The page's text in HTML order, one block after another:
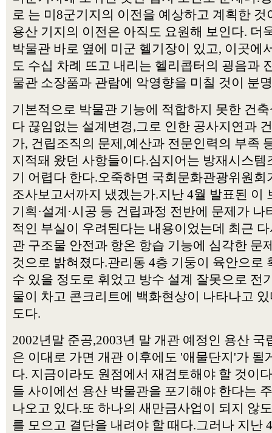
로 는 미8군기지의 이전을 예상하고 계획한 것
용산 기지의 이전은 아직도 요원해 보인다. 더
박물관 바로 옆에 미군 헬기장이 있고, 이곳에
도 수십 차례 뜨고 내리는 헬리콥터의 굉음과
물관 소장품과 관람에 악영향을 미칠 것이 분
기본적으로 박물관 기능에 적합하지 못한 건
다 끊임없는 설계변경,그로 인한 공사지연과
가, 건립조직의 문제,예산과 전문인력의 부족
지적돼 왔던 사항들이다.심지어는 방재시스템
기 어렵다 한다.오죽하면 국회문화관광위원회
조사보고서까지 냈겠는가.지난 4월 발표된 이
기획·설계·시공 등 건립과정 전반에 문제가 나
적인 부실이 우려된다는 내용이었는데 최근
관 구조물 안전과 항온 항습 기능에 심각한 문
것으로 밝혀졌다.관리동 4층 기둥이 육안으로
수 있을 정도로 휘었고 방수 설계 잘못으로 전
물이 차고 콘크리트에 백화현상이 나타나고
도다.
2002년말 준공,2003년 말 개관 예정인 용산 국
은 이대로 가면 개관 이후에도 '애물단지'가 될
다. 지금이라도 원점에서 재검토해야 할 것이
들 사이에선 용산 박물관을 포기해야 한다는
나오고 있다.또 하나의 새만금사업이 되지 않
를 모으고 결단을 내려야 할 때다.그러나 지난